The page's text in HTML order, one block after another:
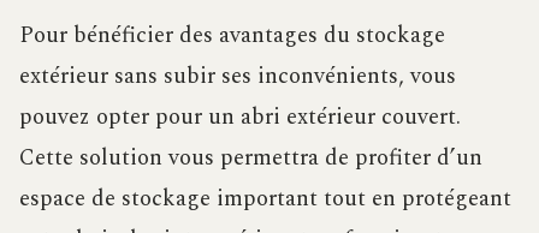
Pour bénéficier des avantages du stockage
extérieur sans subir ses inconvénients, vous
pouvez opter pour un abri extérieur couvert.
Cette solution vous permettra de profiter d’un
espace de stockage important tout en protégeant